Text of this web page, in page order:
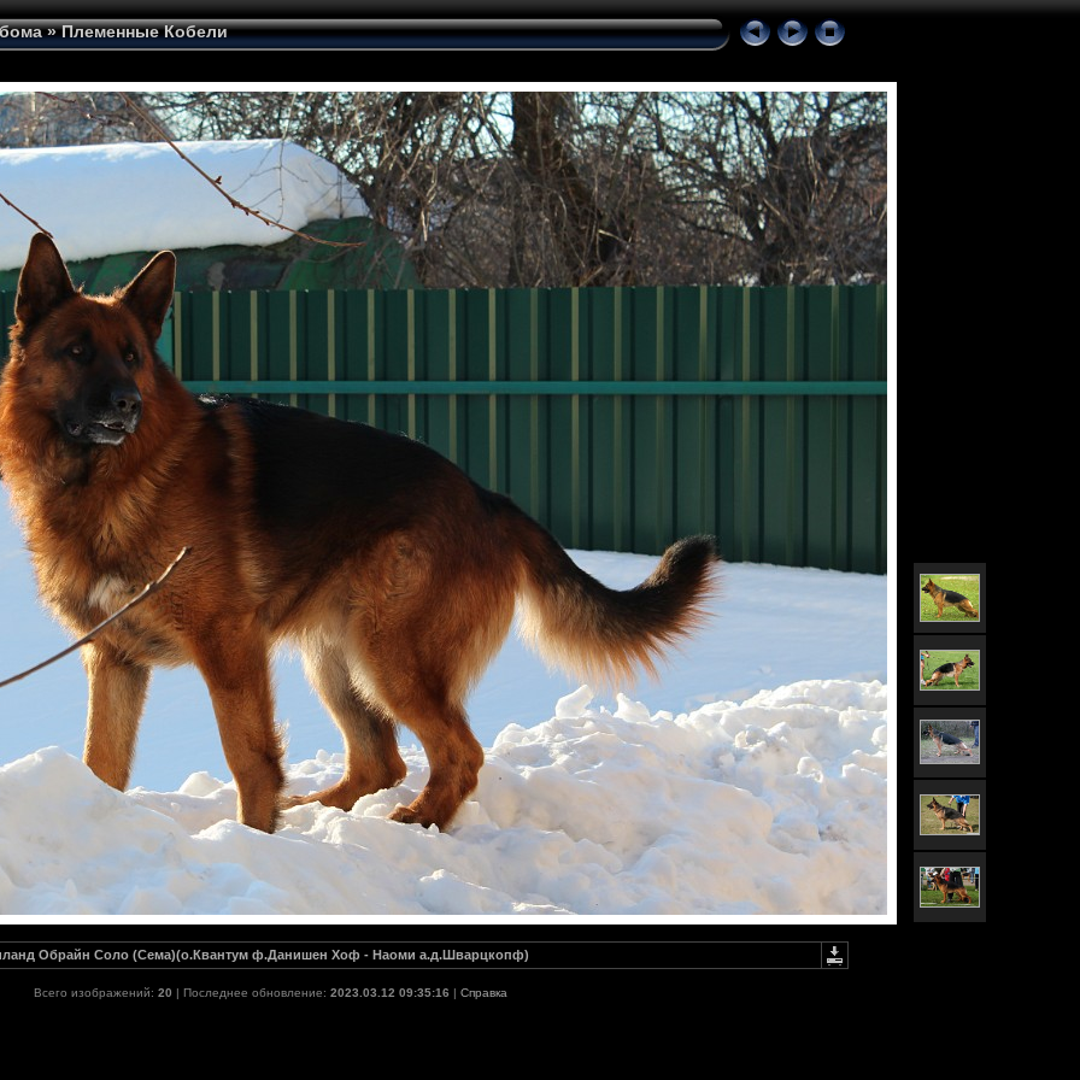
»Племенные Кобели
Обрайн Соло (Сема)(о.Квантум ф.Данишен Хоф - Наоми а.д.Шварцкопф)
Всего изображений: 20 | Последнее обновление: 2023.03.12 09:35:16 | Справка